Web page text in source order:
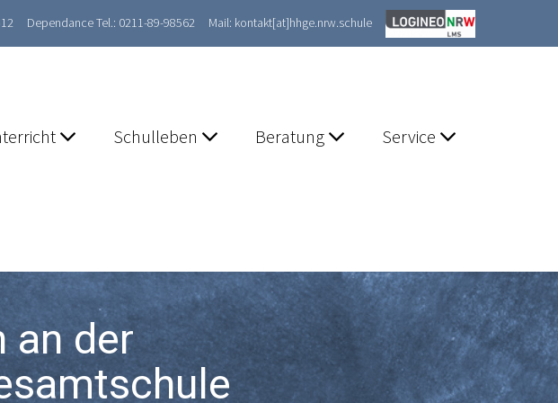
Dependance Tel.: 0211-89-98562 Mail: kontakt[at]hhge.nrw.schule
Schulleben Beratung Service
an der